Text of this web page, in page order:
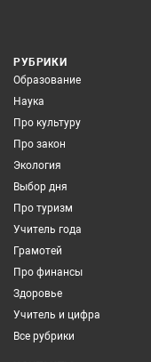
РУБРИКИ
Образование
Наука
Про культуру
Про закон
Экология
Выбор дня
Про туризм
Учитель года
Грамотей
Про финансы
Здоровье
Учитель и цифра
Все рубрики